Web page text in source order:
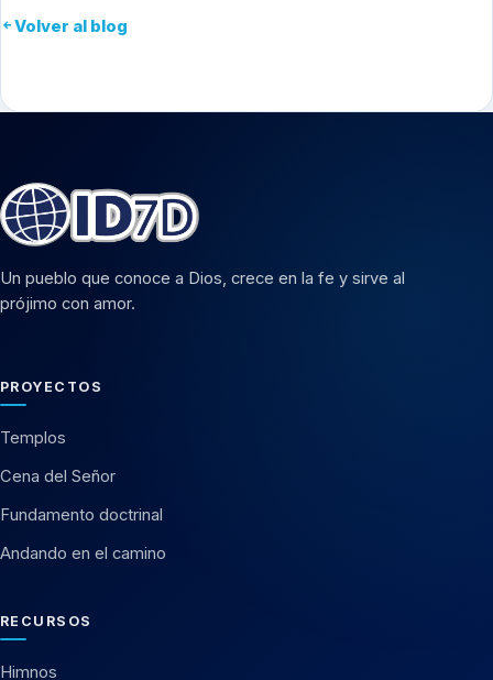
Volver al blog
Un pueblo que conoce a Dios, crece en la fe y sirve al
prójimo con amor.
PROYECTOS
Templos
Cena del Señor
Fundamento doctrinal
Andando en el camino
RECURSOS
Himnos